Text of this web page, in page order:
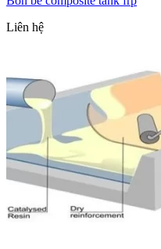
Liên hệ